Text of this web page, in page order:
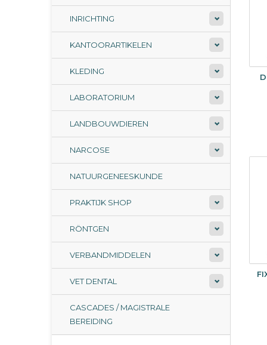
INRICHTING
KANTOORARTIKELEN
KLEDING
LABORATORIUM
LANDBOUWDIEREN
NARCOSE
NATUURGENEESKUNDE
PRAKTIJK SHOP
RÖNTGEN
VERBANDMIDDELEN
VET DENTAL
CASCADES / MAGISTRALE
BEREIDING